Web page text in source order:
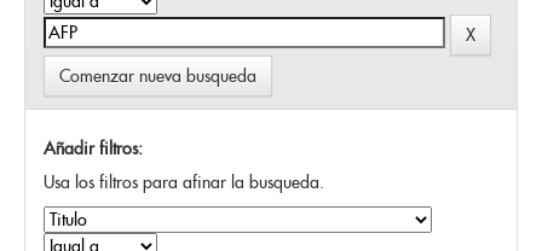
Comenzar nueva busqueda
Añadir filtros:
Usa los filtros para afinar la busqueda.